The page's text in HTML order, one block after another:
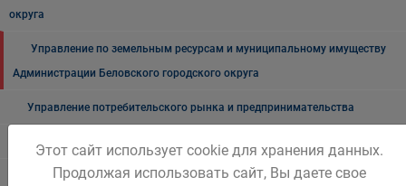
округа
Управление по земельным ресурсам и муниципальному имуществу
Администрации Беловского городского округа
Управление потребительского рынка и предпринимательства
Отдел по учету и распределению жилой площади
Отдел кадров
Этот сайт использует cookie для хранения данных.
Продолжая использовать сайт, Вы даете свое